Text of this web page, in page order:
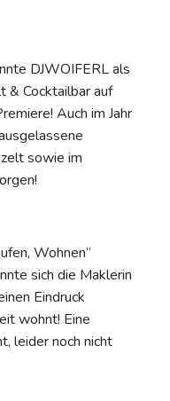
DJWOIFERL als
& Cocktailbar auf
Auch im Jahr
sowie im
Wohnen“
sich die Maklerin
Eindruck
wohnt! Eine
leider noch nicht